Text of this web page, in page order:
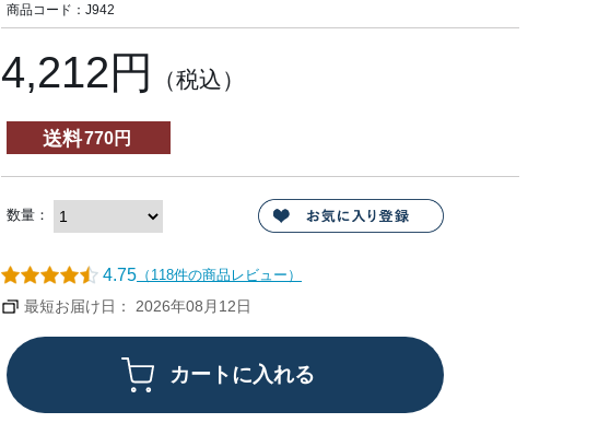
商品コード：J942
4,212円 （税込）
送料770円
数量：
4.75 （118件の商品レビュー）
最短お届け日： 2026年08月12日